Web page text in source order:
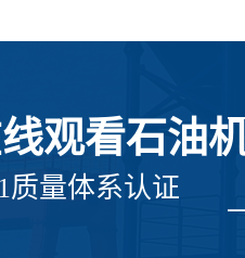
观看石油
质量体系认证